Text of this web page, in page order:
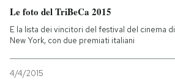
Le foto del TriBeCa 2015
E la lista dei vincitori del festival del cinema di
New York, con due premiati italiani
4/4/2015